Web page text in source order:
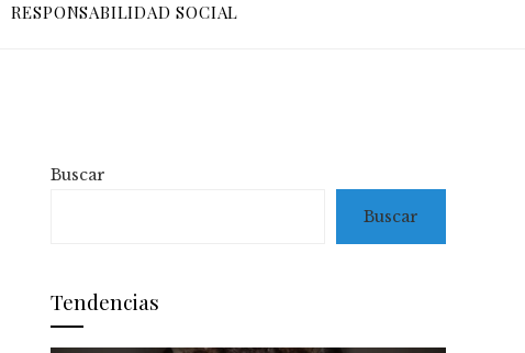
RESPONSABILIDAD SOCIAL
Buscar
Buscar
Tendencias